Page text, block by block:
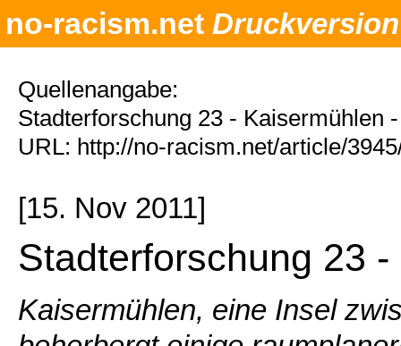
no-racism.net Druckversion
Quellenangabe:
Stadterforschung 23 - Kaisermühlen
URL: http://no-racism.net/article/
[15. Nov 2011]
Stadterforschung 23
Kaisermühlen, eine Insel